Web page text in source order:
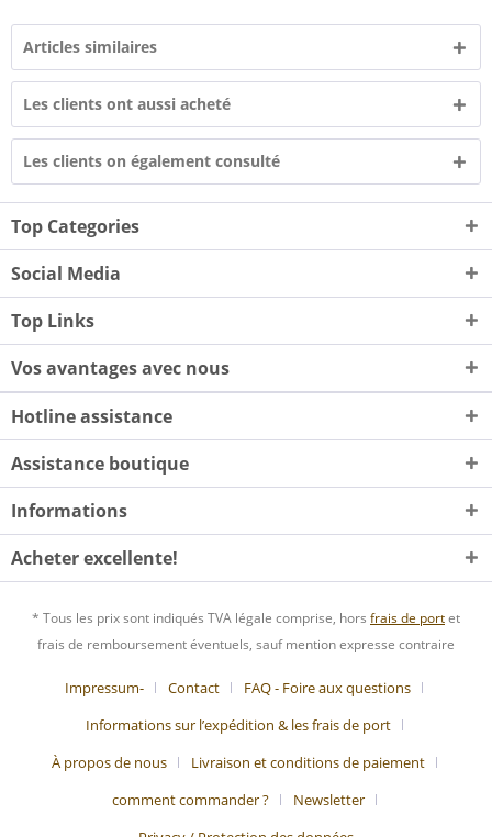
Articles similaires
Les clients ont aussi acheté
Les clients on également consulté
Top Categories
Social Media
Top Links
Vos avantages avec nous
Hotline assistance
Assistance boutique
Informations
Acheter excellente!
* Tous les prix sont indiqués TVA légale comprise, hors frais de portet
frais de remboursement éventuels, sauf mention expresse contraire
Impressum- Contact
FAQ - Foire aux questions
Informations sur l’expédition & les frais de port
À propos de nous
Livraison et conditions de paiement
comment commander ?
Newsletter